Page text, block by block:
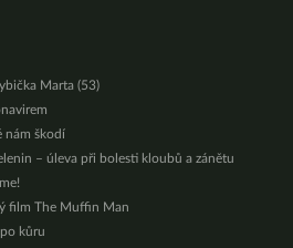
Marta (53)
nám škodí
– úleva při bolesti kloubů a zánětu
film The Muffin Man
kůru